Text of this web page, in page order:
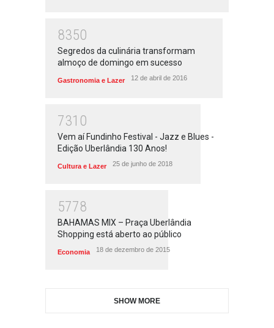
8350
Segredos da culinária transformam
almoço de domingo em sucesso
Gastronomia e Lazer 12 de abril de 2016
7310
Vem aí Fundinho Festival - Jazz e Blues -
Edição Uberlândia 130 Anos!
Cultura e Lazer 25 de junho de 2018
5778
BAHAMAS MIX – Praça Uberlândia
Shopping está aberto ao público
Economia 18 de dezembro de 2015
SHOW MORE